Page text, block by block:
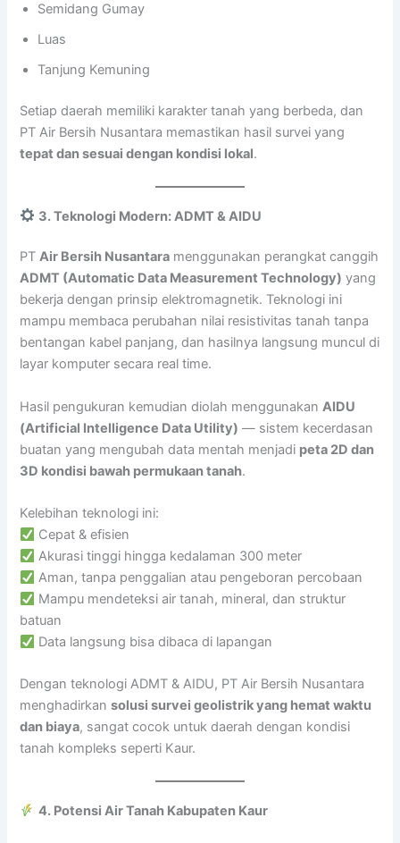
Semidang Gumay
Luas
Tanjung Kemuning
Setiap daerah memiliki karakter tanah yang berbeda, dan
PT Air Bersih Nusantara memastikan hasil survei yang
tepat dan sesuai dengan kondisi lokal.
3. Teknologi Modern: ADMT & AIDU
PTAir Bersih Nusantara menggunakan perangkat canggih
ADMT (Automatic Data Measurement Technology) yang
bekerja dengan prinsip elektromagnetik. Teknologi ini
mampu membaca perubahan nilai resistivitas tanah tanpa
bentangan kabel panjang, dan hasilnya langsung muncul di
layar komputer secara real time.
Hasil pengukuran kemudian diolah menggunakanAIDU
(Artificial Intelligence Data Utility) — sistem kecerdasan
buatan yang mengubah data mentah menjadi peta 2D dan
3D kondisi bawah permukaan tanah.
Kelebihan teknologi ini:
Cepat & efisien
Akurasi tinggi hingga kedalaman 300 meter
Aman, tanpa penggalian atau pengeboran percobaan
Mampu mendeteksi air tanah, mineral, dan struktur
batuan
Data langsung bisa dibaca di lapangan
Dengan teknologi ADMT & AIDU, PT Air Bersih Nusantara
menghadirkansolusi survei geolistrik yang hemat waktu
dan biaya, sangat cocok untuk daerah dengan kondisi
tanah kompleks seperti Kaur.
4. Potensi Air Tanah Kabupaten Kaur